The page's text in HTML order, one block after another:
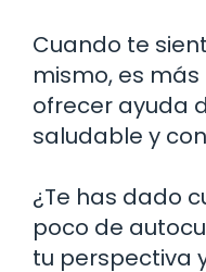
Cuando te
mismo, es
ofrecer ayuda
saludable y
¿Te has dado
poco de
tu perspectiva